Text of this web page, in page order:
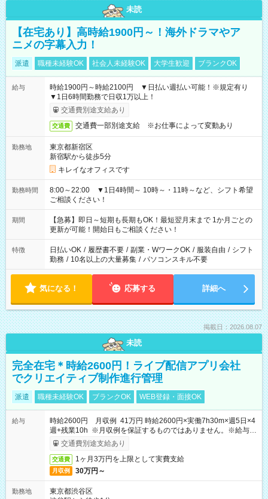
未読
【在宅あり】高時給1900円～！海外ドラマやア
ニメの字幕入力！
派遣 職種未経験OK 社会人未経験OK 大学生歓迎 ブランクOK
給与
時給1900円～時給2100円 ▼日払い週払い可能！※規定有り
▼1日6時間勤務で日収1万以上！
交通費別途支給あり
交通費 交通費一部別途支給 ※お仕事によって変動あり
勤務地
東京都新宿区
新宿駅から徒歩5分
キレイなオフィスです
勤務時間
8:00～22:00 ▼1日4時間～ 10時～・11時～など、シフト希望
ご相談ください！
期間
【急募】即日～短期も長期もOK！最短翌月末まで 1か月ごとの
更新が可能！開始日もご相談ください！
特徴 日払いOK / 履歴書不要 / 副業・WワークOK / 服装自由 / シフト
勤務 / 10名以上の大量募集 / パソコンスキル不要
気になる！ 応募する 詳細へ
掲載日：2026.08.07
未読
完全在宅＊時給2600円！ライブ配信アプリ会社
でクリエイティブ制作進行管理
派遣 職種未経験OK ブランクOK WEB登録・面接OK
給与
時給2600円 月収例 41万円 時給2600円×実働7h30m×週5日×4
週+残業10h ※月収例を保証するものではありません。※給与即
受取りサービス利用可（利用条件有）
交通費別途支給あり
交通費 1ヶ月3万円を上限として実費支給
月収例 30万円～
勤務地
東京都渋谷区